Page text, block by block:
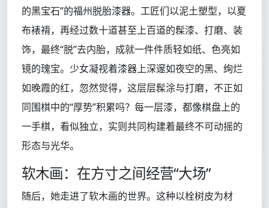
的黑宝石”的福州脱胎漆器。工匠们以泥土塑型，以夏
布裱褙，再经过数十道甚至上百道的髹漆、打磨、装
饰，最终“脱”去内胎，成就一件件质轻如纸、色亮如
镜的瑰宝。少女凝视着漆器上深邃如夜空的黑、绚烂
如晚霞的红，忽然觉得，这层层髹涂与打磨，不正如
同围棋中的“厚势”积累吗？每一层漆，都像棋盘上的
一手棋，看似独立，实则共同构建着最终不可动摇的
形态与光华。
软木画：在方寸之间经营“大场”
随后，她走进了软木画的世界。这种以栓树皮为材